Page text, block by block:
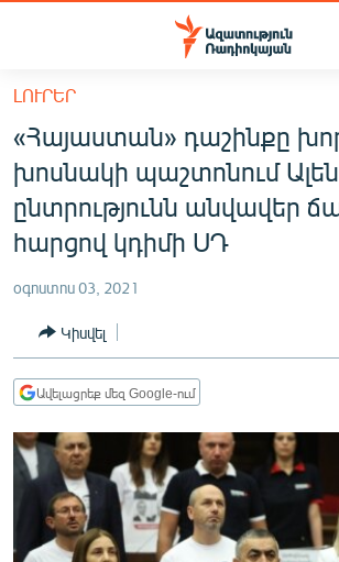
Մատչելիության
հիմնական
բովանդակությանը
Անցնել
հիմնական
մենյուին
Որոնում
ՀԱՅԱՍՏԱՆ
ՔԱՂԱՔԱԿԱՆ
ԸՆՏՐՈՒԹՅՈՒՆՆԵՐ 2026
ՏՆՏԵՍՈՒԹՅՈՒՆ
ՂԱՐԱԲԱՂ
ՊԱՏԵՐԱԶՄԻ 6 ՇԱԲԱԹՆԵՐԸ
ՏԱՐԱԾԱՇՐՋԱՆ
ՄԻՋԱԶԳԱՅԻՆ
ՄՇԱԿՈՒՅԹ
ԼՈՒՐԵՐ
«Հայաստան» դաշինքը
խոսնակի պաշտոնում
ընտրությունն անվավեր
հարցով կդիմի ՍԴ
օգոստոս 03, 2021
Կիսվել
Ավելացրեք մեզ Google-ում